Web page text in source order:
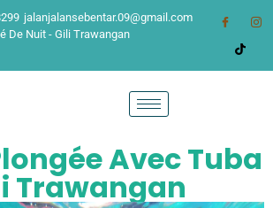
jalanjalansebentar.09@gmail.com
De Nuit - Gili Trawangan
Avec Tuba
Trawangan